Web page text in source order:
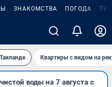
ЗНАКОМСТВА ПОГОДА
Квартиры с видом на
воды на 7 августа с